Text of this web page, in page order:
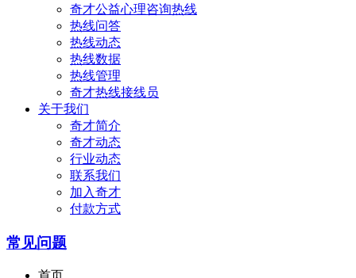
奇才公益心理咨询热线
热线问答
热线动态
热线数据
热线管理
奇才热线接线员
关于我们
奇才简介
奇才动态
行业动态
联系我们
加入奇才
付款方式
常见问题